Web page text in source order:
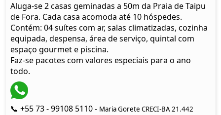
Aluga-se 2 casas geminadas a 50m da Praia de Taipu
de Fora. Cada casa acomoda até 10 hóspedes.
Contém: 04 suítes com ar, salas climatizadas, cozinha
equipada, despensa, área de serviço, quintal com
espaço gourmet e piscina.
Faz-se pacotes com valores especiais para o ano
todo.
📞 +55 73 - 99108 5110 - Maria Gorete CRECI-BA 21.442